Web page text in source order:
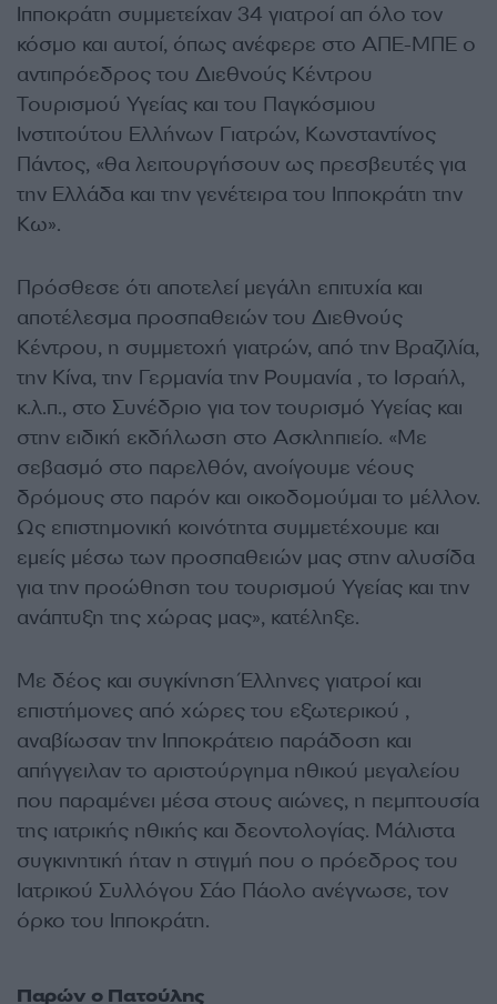
Ιπποκράτη συμμετείχαν 34 γιατροί απ όλο τον
κόσμο και αυτοί, όπως ανέφερε στο ΑΠΕ-ΜΠΕ ο
αντιπρόεδρος του Διεθνούς Κέντρου
Τουρισμού Υγείας και του Παγκόσμιου
Ινστιτούτου Ελλήνων Γιατρών, Κωνσταντίνος
Πάντος, «θα λειτουργήσουν ως πρεσβευτές για
την Ελλάδα και την γενέτειρα του Ιπποκράτη την
Κω».
Πρόσθεσε ότι αποτελεί μεγάλη επιτυχία και
αποτέλεσμα προσπαθειών του Διεθνούς
Κέντρου, η συμμετοχή γιατρών, από την Βραζιλία,
την Κίνα, την Γερμανία την Ρουμανία , το Ισραήλ,
κ.λ.π., στο Συνέδριο για τον τουρισμό Υγείας και
στην ειδική εκδήλωση στο Ασκληπιείο. «Με
σεβασμό στο παρελθόν, ανοίγουμε νέους
δρόμους στο παρόν και οικοδομούμαι το μέλλον.
Ως επιστημονική κοινότητα συμμετέχουμε και
εμείς μέσω των προσπαθειών μας στην αλυσίδα
για την προώθηση του τουρισμού Υγείας και την
ανάπτυξη της χώρας μας», κατέληξε.
Με δέος και συγκίνηση Έλληνες γιατροί και
επιστήμονες από χώρες του εξωτερικού ,
αναβίωσαν την Ιπποκράτειο παράδοση και
απήγγειλαν το αριστούργημα ηθικού μεγαλείου
που παραμένει μέσα στους αιώνες, η πεμπτουσία
της ιατρικής ηθικής και δεοντολογίας. Μάλιστα
συγκινητική ήταν η στιγμή που ο πρόεδρος του
Ιατρικού Συλλόγου Σάο Πάολο ανέγνωσε, τον
όρκο του Ιπποκράτη.
Παρών ο Πατούλης